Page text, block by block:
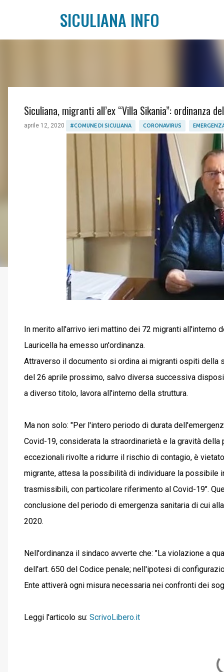
SICULIANA INFO
Siculiana, migranti all’ex “Villa Sikania”: ordinanza
aprile 12, 2020 #COMUNE DI SICULIANA CORONAVIRUS
In merito all'arrivo ieri mattino dei 72 migranti all'interno
Lauricella ha emesso un'ordinanza.
Attraverso il documento si ordina ai migranti ospiti della
del 26 aprile prossimo, salvo diversa successiva
a diverso titolo, lavora all'interno della struttura.
Ma non solo: "Per l'intero periodo di durata
Covid-19, considerata la straordinarietà e la gravità
eccezionali rivolte a ridurre il rischio di contagio, è
migrante, attesa la possibilità di individuare la possibile
trasmissibili, con particolare riferimento al Covid-19".
conclusione del periodo di emergenza sanitaria di cui
2020.
Nell'ordinanza il sindaco avverte che: "La violazione a
dell'art. 650 del Codice penale; nell'ipotesi di
Ente attiverà ogni misura necessaria nei confronti dei
Leggi l'articolo su: ScrivoLibero.it